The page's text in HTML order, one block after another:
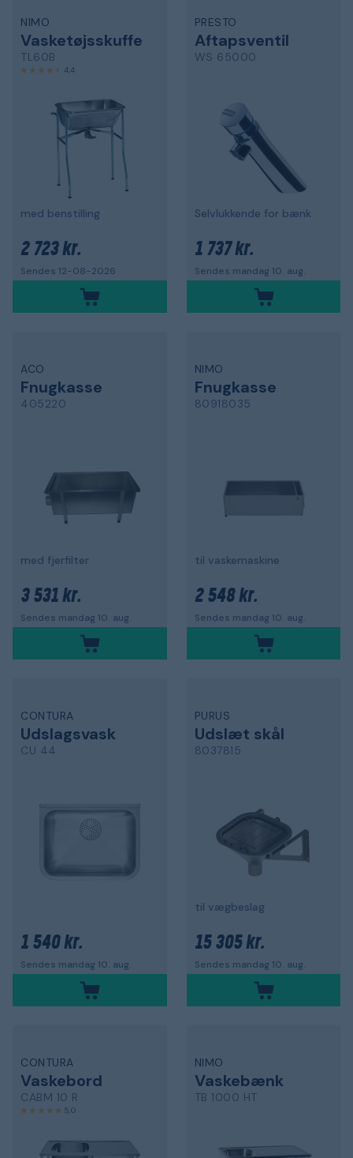
NIMO
Vasketøjsskuffe
TL60B
4,4
med benstilling
2 723 kr.
Sendes 12-08-2026
PRESTO
Aftapsventil
WS 65000
Selvlukkende for bænk
1 737 kr.
Sendes mandag 10. aug.
ACO
Fnugkasse
405220
med fjerfilter
3 531 kr.
Sendes mandag 10. aug.
NIMO
Fnugkasse
80918035
til vaskemaskine
2 548 kr.
Sendes mandag 10. aug.
CONTURA
Udslagsvask
CU 44
1 540 kr.
Sendes mandag 10. aug.
PURUS
Udslæt skål
8037815
til vægbeslag
15 305 kr.
Sendes mandag 10. aug.
CONTURA
Vaskebord
CABM 10 R
5,0
NIMO
Vaskebænk
TB 1000 HT